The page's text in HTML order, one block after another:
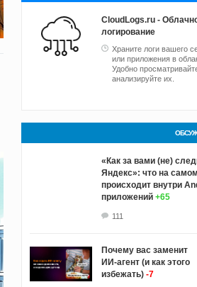
CloudLogs.ru -
логирование
Храните логи вашего
или приложения в
Удобно
анализируйте их.
«Как за вами (не)
Яндекс»: что на
происходит внутри
приложений +65
111
Почему вас заменит
ИИ‑агент (и как этого
избежать) -7